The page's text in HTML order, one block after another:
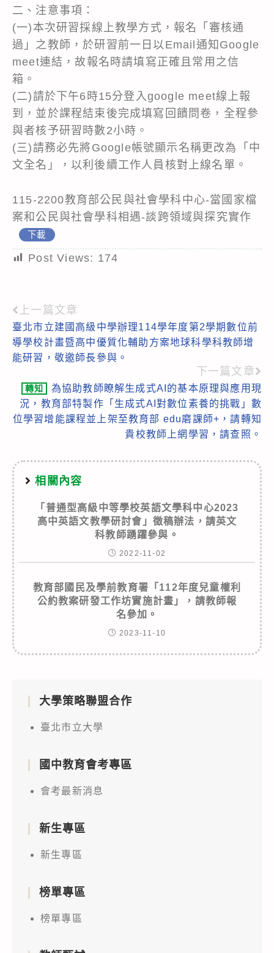
二、注意事項：
(一)本次研習採線上教學方式，報名「審核通
過」之教師，於研習前一日以Email通知Google
meet連結，故報名時請填寫正確且常用之信
箱。
(二)請於下午6時15分登入google meet線上報
到，並於課程結束後完成填寫回饋問卷，全程參
與者核予研習時數2小時。
(三)請務必先將Google帳號顯示名稱更改為「中
文全名」，以利後續工作人員核對上線名單。
115-2200教育部公民與社會學科中心-當國家檔
案和公民與社會學科相遇-談跨領域與探究實作
下載
Post Views: 174
Read
more
articles
上一篇文章
臺北市立建國高級中學辦理114學年度第2學期數位前
導學校計畫暨高中優質化輔助方案地球科學科教師增
能研習，敬邀師長參與。
下一篇文章
轉知
為協助教師瞭解生成式AI的基本原理與應用現
況，教育部特製作「生成式AI對數位素養的挑戰」數
位學習增能課程並上架至教育部 edu磨課師+，請轉知
貴校教師上網學習，請查照。
相關內容
「普通型高級中等學校英語文學科中心2023
高中英語文教學研討會」徵稿辦法，請英文
科教師踴躍參與。
2022-11-02
教育部國民及學前教育署「112年度兒童權利
公約教案研發工作坊實施計畫」，請教師報
名參加。
2023-11-10
大學策略聯盟合作
臺北市立大學
國中教育會考專區
會考最新消息
新生專區
新生專區
榜單專區
榜單專區